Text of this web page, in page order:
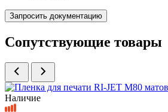
Запросить документацию
Сопутствующие товары
Наличие